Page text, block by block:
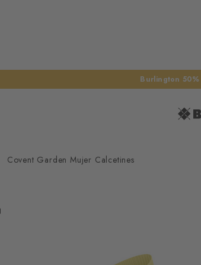
Burlington 50%
Covent Garden Mujer Calcetines